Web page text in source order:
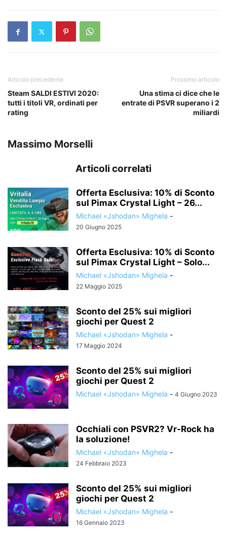
Articolo precedente
Steam SALDI ESTIVI 2020:
tutti i titoli VR, ordinati per
rating
Prossimo articolo
Una stima ci dice che le
entrate di PSVR superano i 2
miliardi
Massimo Morselli
Articoli correlati
Offerta Esclusiva: 10% di Sconto
sul Pimax Crystal Light – 26...
Michael «Jshodan» Mighela -
20 Giugno 2025
Offerta Esclusiva: 10% di Sconto
sul Pimax Crystal Light – Solo...
Michael «Jshodan» Mighela -
22 Maggio 2025
Sconto del 25% sui migliori
giochi per Quest 2
Michael «Jshodan» Mighela -
17 Maggio 2024
Sconto del 25% sui migliori
giochi per Quest 2
Michael «Jshodan» Mighela - 4 Giugno 2023
Occhiali con PSVR2? Vr-Rock ha
la soluzione!
Michael «Jshodan» Mighela -
24 Febbraio 2023
Sconto del 25% sui migliori
giochi per Quest 2
Michael «Jshodan» Mighela -
16 Gennaio 2023